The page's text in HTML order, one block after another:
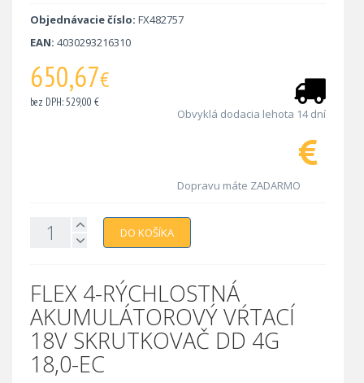
Objednávacie číslo: FX482757
EAN: 4030293216310
650,67€
bez DPH: 529,00 €
Obvyklá dodacia lehota 14 dní
Dopravu máte ZADARMO
DO KOŠÍKA
FLEX 4-RÝCHLOSTNÁ
AKUMULÁTOROVÝ VŔTACÍ
18V SKRUTKOVAČ DD 4G
18,0-EC